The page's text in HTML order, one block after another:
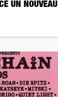
UN NOUVEAU